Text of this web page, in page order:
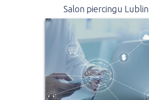
Salon piercingu Lublin